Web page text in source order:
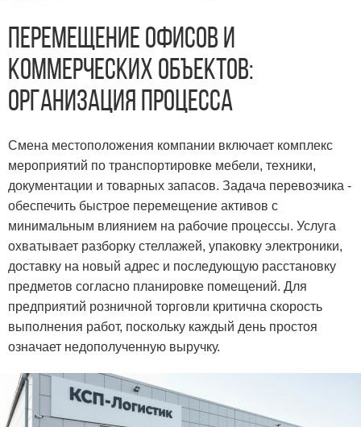
Перемещение офисов и
коммерческих объектов:
организация процесса
Смена местоположения компании включает комплекс
мероприятий по транспортировке мебели, техники,
документации и товарных запасов. Задача перевозчика -
обеспечить быстрое перемещение активов с
минимальным влиянием на рабочие процессы. Услуга
охватывает разборку стеллажей, упаковку электроники,
доставку на новый адрес и последующую расстановку
предметов согласно планировке помещений. Для
предприятий розничной торговли критична скорость
выполнения работ, поскольку каждый день простоя
означает недополученную выручку.